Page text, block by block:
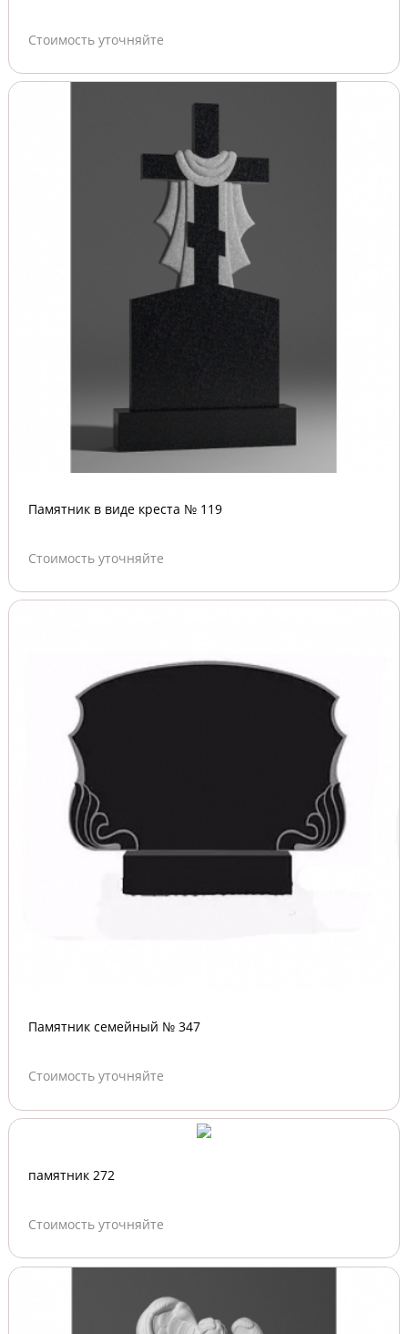
Стоимость уточняйте
Памятник в виде креста № 119
Стоимость уточняйте
Памятник семейный № 347
Стоимость уточняйте
памятник 272
Стоимость уточняйте